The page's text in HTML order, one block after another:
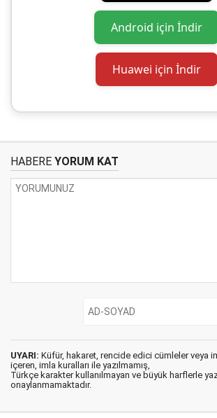
Android için İndir
Huawei için İndir
HABERE YORUM KAT
UYARI: Küfür, hakaret, rencide edici cümleler veya
içeren, imla kuralları ile yazılmamış,
Türkçe karakter kullanılmayan ve büyük harflerle
onaylanmamaktadır.